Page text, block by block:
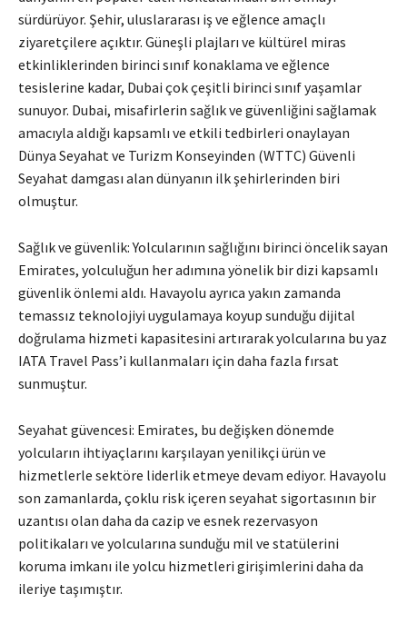
sürdürüyor. Şehir, uluslararası iş ve eğlence amaçlı
ziyaretçilere açıktır. Güneşli plajları ve kültürel miras
etkinliklerinden birinci sınıf konaklama ve eğlence
tesislerine kadar, Dubai çok çeşitli birinci sınıf yaşamlar
sunuyor. Dubai, misafirlerin sağlık ve güvenliğini sağlamak
amacıyla aldığı kapsamlı ve etkili tedbirleri onaylayan
Dünya Seyahat ve Turizm Konseyinden (WTTC) Güvenli
Seyahat damgası alan dünyanın ilk şehirlerinden biri
olmuştur.
Sağlık ve güvenlik: Yolcularının sağlığını birinci öncelik sayan
Emirates, yolculuğun her adımına yönelik bir dizi kapsamlı
güvenlik önlemi aldı. Havayolu ayrıca yakın zamanda
temassız teknolojiyi uygulamaya koyup sunduğu dijital
doğrulama hizmeti kapasitesini artırarak yolcularına bu yaz
IATA Travel Pass’i kullanmaları için daha fazla fırsat
sunmuştur.
Seyahat güvencesi: Emirates, bu değişken dönemde
yolcuların ihtiyaçlarını karşılayan yenilikçi ürün ve
hizmetlerle sektöre liderlik etmeye devam ediyor. Havayolu
son zamanlarda, çoklu risk içeren seyahat sigortasının bir
uzantısı olan daha da cazip ve esnek rezervasyon
politikaları ve yolcularına sunduğu mil ve statülerini
koruma imkanı ile yolcu hizmetleri girişimlerini daha da
ileriye taşımıştır.